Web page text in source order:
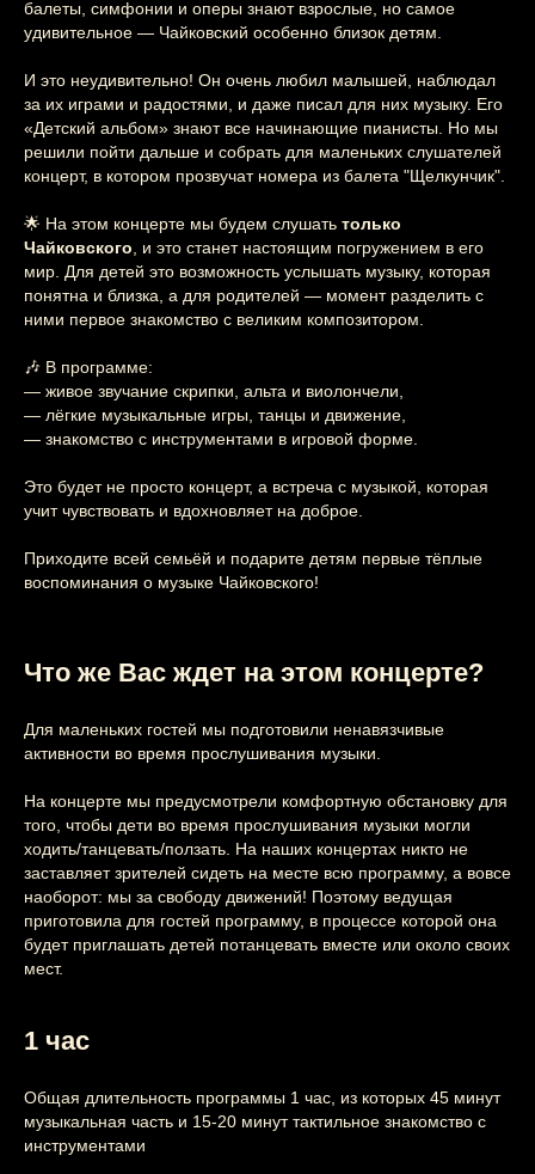
балеты, симфонии и оперы знают взрослые, но самое
удивительное — Чайковский особенно близок детям.
И это неудивительно! Он очень любил малышей, наблюдал
за их играми и радостями, и даже писал для них музыку. Его
«Детский альбом» знают все начинающие пианисты. Но мы
решили пойти дальше и собрать для маленьких слушателей
концерт, в котором прозвучат номера из балета "Щелкунчик".
🌟 На этом концерте мы будем слушать только
Чайковского , и это станет настоящим погружением в его
мир. Для детей это возможность услышать музыку, которая
понятна и близка, а для родителей — момент разделить с
ними первое знакомство с великим композитором.
🎶 В программе:
— живое звучание скрипки, альта и виолончели,
— лёгкие музыкальные игры, танцы и движение,
— знакомство с инструментами в игровой форме.
Это будет не просто концерт, а встреча с музыкой, которая
учит чувствовать и вдохновляет на доброе.
Приходите всей семьёй и подарите детям первые тёплые
воспоминания о музыке Чайковского!
Что же Вас ждет на этом концерте?
Для маленьких гостей мы подготовили ненавязчивые
активности во время прослушивания музыки.
На концерте мы предусмотрели комфортную обстановку для
того, чтобы дети во время прослушивания музыки могли
ходить/танцевать/ползать. На наших концертах никто не
заставляет зрителей сидеть на месте всю программу, а вовсе
наоборот: мы за свободу движений! Поэтому ведущая
приготовила для гостей программу, в процессе которой она
будет приглашать детей потанцевать вместе или около своих
мест.
1 час
Общая длительность программы 1 час, из которых 45 минут
музыкальная часть и 15-20 минут тактильное знакомство с
инструментами
Этот и другие
вы можете
праздник
Узнайте подробнее